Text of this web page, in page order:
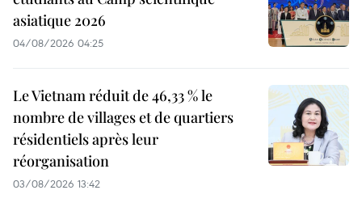
asiatique 2026
04/08/2026 04:25
Le Vietnam réduit de 46,33 % le
nombre de villages et de quartiers
résidentiels après leur
réorganisation
03/08/2026 13:42